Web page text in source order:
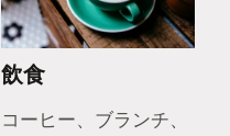
飲食
コーヒー、ブランチ、